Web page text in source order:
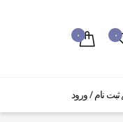
۰ ۰
ثبت نام / ورود